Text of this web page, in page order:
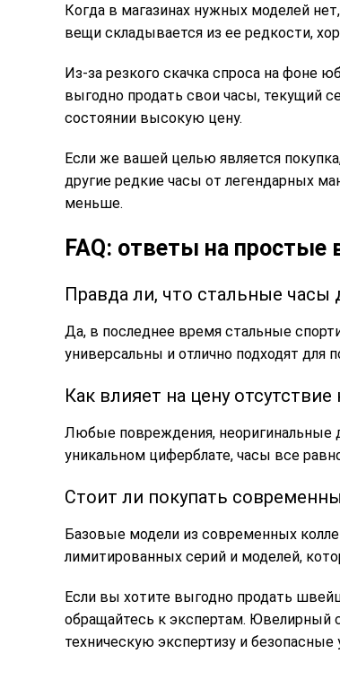
Когда в магазинах нужных моделей
вещи складывается из ее редкости,
Из-за резкого скачка спроса на фоне
выгодно продать свои часы, текущий
состоянии высокую цену.
Если же вашей целью является
другие редкие часы от легендарных
меньше.
FAQ: ответы на простые
Правда ли, что стальные
Да, в последнее время стальные
универсальны и отлично подходят для
Как влияет на цену
Любые повреждения, неоригинальные
уникальном циферблате, часы все
Стоит ли покупать
Базовые модели из современных
лимитированных серий и моделей,
Если вы хотите выгодно продать
обращайтесь к экспертам. Ювелирный
техническую экспертизу и